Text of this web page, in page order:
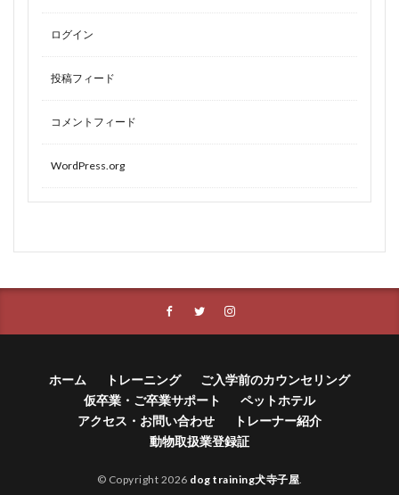
ログイン
投稿フィード
コメントフィード
WordPress.org
ホーム トレーニング
ご入学前のカウンセリング
仮卒業・ご卒業サポート
ペットホテル
アクセス・お問い合わせ
トレーナー紹介
動物取扱業登録証
© Copyright 2026 dog training犬寺子屋.